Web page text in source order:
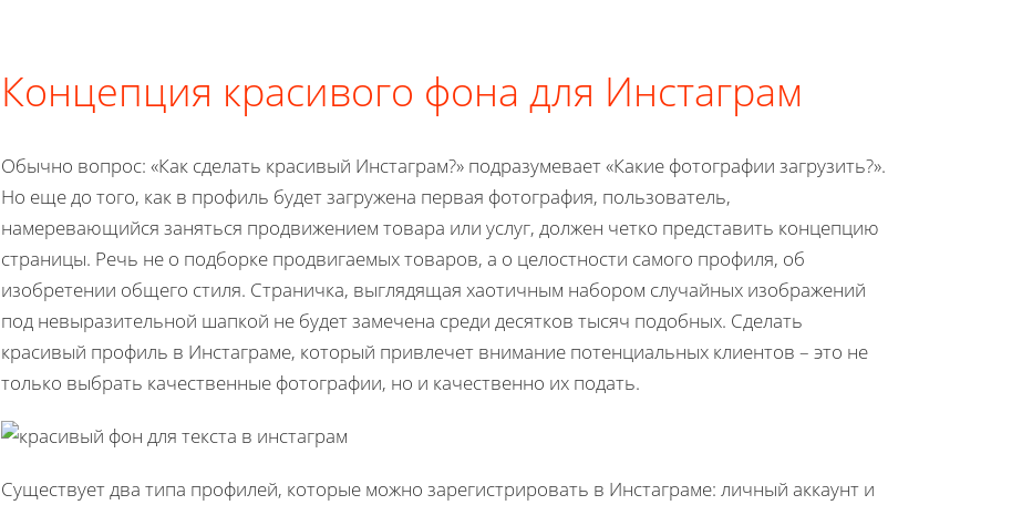
Концепция красивого фона для Инстаграм
Обычно вопрос: «Как сделать красивый Инстаграм?» подразумевает «Какие фотографии загрузить?».
Но еще до того, как в профиль будет загружена первая фотография, пользователь,
намеревающийся заняться продвижением товара или услуг, должен четко представить концепцию
страницы. Речь не о подборке продвигаемых товаров, а о целостности самого профиля, об
изобретении общего стиля. Страничка, выглядящая хаотичным набором случайных изображений
под невыразительной шапкой не будет замечена среди десятков тысяч подобных. Сделать
красивый профиль в Инстаграме, который привлечет внимание потенциальных клиентов – это не
только выбрать качественные фотографии, но и качественно их подать.
Существует два типа профилей, которые можно зарегистрировать в Инстаграме: личный аккаунт и